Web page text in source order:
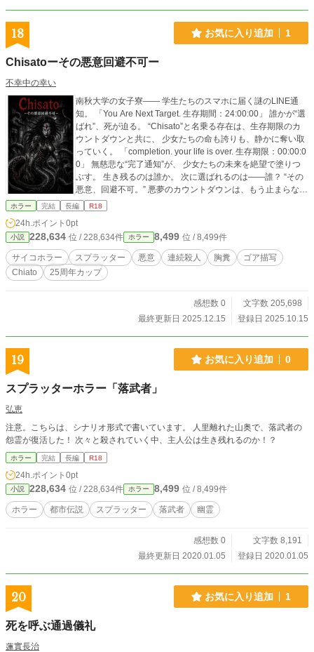
18 お気に入り追加 1
Chisatoーその悪意回避不可ー
不幸中の幸い
南秋大学の女子寮―― 学生たちのスマホに届く謎のLINE通
知。 「You Are Next Target. 生存期間：24:00:00」 誰かが“選
ばれ”、死が迫る。 “Chisato”と名乗る存在は、生存期限のカ
ウントダウンと共に、 少女たちの命も誇りも、静かに奪い取
っていく。 「completion. your life is over. 生存期限：00:00:0
0」 無慈悲な“完了通知”が、 少女たちの未来を絶望で塗りつ
ぶす。 生き残るのは誰か。 次に選ばれるのは――誰？ “その
悪意、回避不可。” 悪夢のカウントダウンは、もう止まらな
い。
ホラー 完結 長編 R18
24h.ポイント 0pt
小説 228,634 位 / 228,634件 ホラー 8,499 位 / 8,499件
サイコホラー スプラッター 悪意 連続殺人 胸糞
ゴア描写
Chiato
25周年カップ
感想数 0
文字数 205,698
最終更新日 2025.12.15
登録日 2025.10.15
19 お気に入り追加 0
スプラッターホラー「落武者」
弘恵
注意。こちらは、シナリオ形式で書いています。 人里離れた山奥で、落武者の
怨霊が復活した！ 次々と殺されていく中、主人公は生き残れるのか！？
ホラー 完結 長編 R18
24h.ポイント 0pt
小説 228,634 位 / 228,634件 ホラー 8,499 位 / 8,499件
ホラー 都市伝説 スプラッター 落武者 幽霊
感想数 0
文字数 8,191
最終更新日 2020.01.05
登録日 2020.01.05
20 お気に入り追加 1
死を呼ぶ通過儀礼
蓮實長治